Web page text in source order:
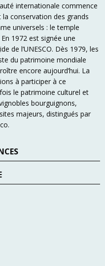
internationale commence
conservation des grands
universels : le temple
1972 est signée une
de l’UNESCO. Dès 1979, les
du patrimoine mondiale
encore aujourd’hui. La
à participer à ce
le patrimoine culturel et
bourguignons,
majeurs, distingués par